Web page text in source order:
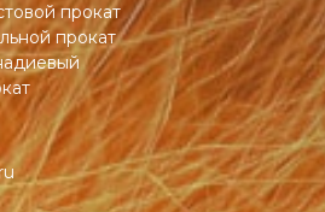
прокат
прокат